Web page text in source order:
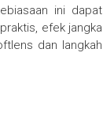
ini dapat
efek jangka
dan langkah